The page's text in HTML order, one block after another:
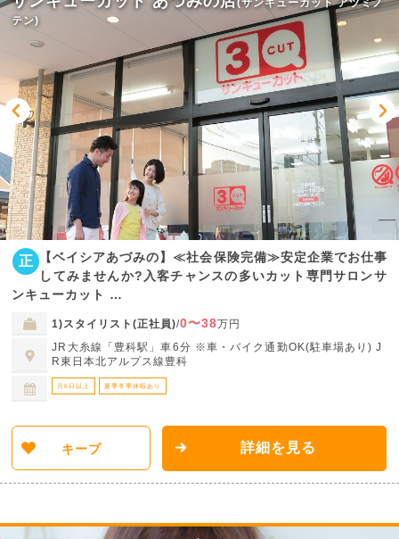
テン)
正
【ベイシアあづみの】≪社会保険完備≫安定企業でお仕事
してみませんか?入客チャンスの多いカット専門サロンサ
ンキューカット …
1)スタイリスト(正社員)/0〜38万円
JR大糸線「豊科駅」車6分 ※車・バイク通勤OK(駐車場あり) J
R東日本北アルプス線豊科
月6日以上 夏季冬季休暇あり
キープ 詳細を見る